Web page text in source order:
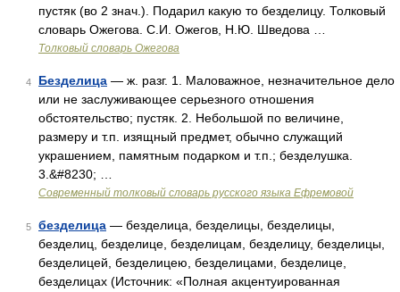
пустяк (во 2 знач.). Подарил какую то безделицу. Толковый
словарь Ожегова. С.И. Ожегов, Н.Ю. Шведова …
Толковый словарь Ожегова
4 Безделица — ж. разг. 1. Маловажное, незначительное дело
или не заслуживающее серьезного отношения
обстоятельство; пустяк. 2. Небольшой по величине,
размеру и т.п. изящный предмет, обычно служащий
украшением, памятным подарком и т.п.; безделушка.
3.&#8230; …
Современный толковый словарь русского языка Ефремовой
5 безделица — безделица, безделицы, безделицы,
безделиц, безделице, безделицам, безделицу, безделицы,
безделицей, безделицею, безделицами, безделице,
безделицах (Источник: «Полная акцентуированная